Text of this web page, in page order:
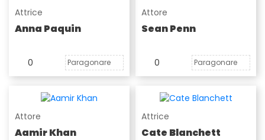
Attrice
Anna Paquin
0 Paragonare
Attore
Sean Penn
0 Paragonare
Attore
Aamir Khan
Attrice
Cate Blanchett